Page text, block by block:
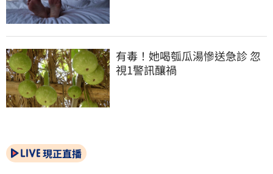
有毒！她喝瓠瓜湯慘送急診 忽
視1警訊釀禍
現正直播